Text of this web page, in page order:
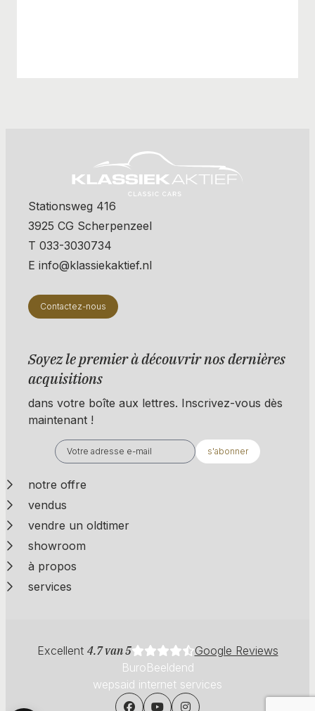
Stationsweg 416
3925 CG Scherpenzeel
T 033-3030734
E info@klassiekaktief.nl
Contactez-nous
Soyez le premier à découvrir nos dernières
acquisitions
dans votre boîte aux lettres. Inscrivez-vous dès
maintenant !
s'abonner
notre offre
vendus
vendre un oldtimer
showroom
à propos
services
Excellent 4.7 van 5
Google Reviews
BuroBeeldend
wepsaid internet services